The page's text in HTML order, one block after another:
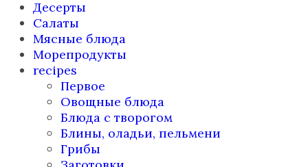
Десерты
Салаты
Мясные блюда
Морепродукты
recipes
Первое
Овощные блюда
Блюда с творогом
Блины, оладьи, пельмени
Грибы